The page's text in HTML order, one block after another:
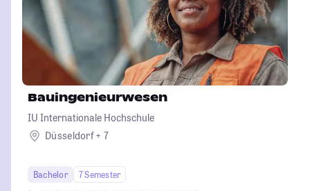
Bauingenieurwesen
IU Internationale Hochschule
Düsseldorf + 7
Bachelor
7 Semester